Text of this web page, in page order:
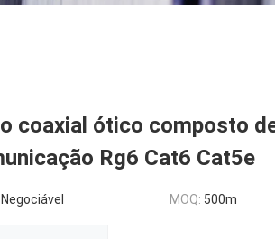
coaxial ótico composto
Rg6 Cat6 Cat5e
Negociável MOQ: 500m